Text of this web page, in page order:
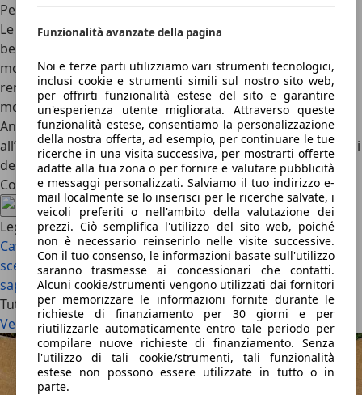
Funzionalità avanzate della pagina
Noi e terze parti utilizziamo vari strumenti tecnologici,
inclusi cookie e strumenti simili sul nostro sito web,
per offrirti funzionalità estese del sito e garantire
un'esperienza utente migliorata. Attraverso queste
funzionalità estese, consentiamo la personalizzazione
della nostra offerta, ad esempio, per continuare le tue
ricerche in una visita successiva, per mostrarti offerte
adatte alla tua zona o per fornire e valutare pubblicità
e messaggi personalizzati. Salviamo il tuo indirizzo e-
mail localmente se lo inserisci per le ricerche salvate, i
veicoli preferiti o nell'ambito della valutazione dei
prezzi. Ciò semplifica l'utilizzo del sito web, poiché
non è necessario reinserirlo nelle visite successive.
Con il tuo consenso, le informazioni basate sull'utilizzo
saranno trasmesse ai concessionari che contatti.
Alcuni cookie/strumenti vengono utilizzati dai fornitori
per memorizzare le informazioni fornite durante le
richieste di finanziamento per 30 giorni e per
riutilizzarle automaticamente entro tale periodo per
compilare nuove richieste di finanziamento. Senza
l'utilizzo di tali cookie/strumenti, tali funzionalità
estese non possono essere utilizzate in tutto o in
parte.
Perché la manutenzione delle auto elettriche costa meno?
Le motivazioni risiedono nella diversità tecnica tra auto a
benzina e auto elettrica. Il motore di un’auto elettrica ha
molte meno parti di uno a benzina o diesel: questo lo
rende più affidabile e meno soggetto all’usura. In più, il
motore elettrico non ha liquidi da rabboccare o sostituire.
Anche l’usura delle pastiglie dei freni è ridotta, grazie
all’impiego dei sistemi per il recupero dell’energia in fase di
decelerazione.
Condividi l'articolo
Leggi anche
Cavo di ricarica per auto elettrica: tipologie, costi e come
scegliereBatteria auto elettrica: durata reale, costi e cosa
sapere
Tutti gli articoli
Vedi tutto